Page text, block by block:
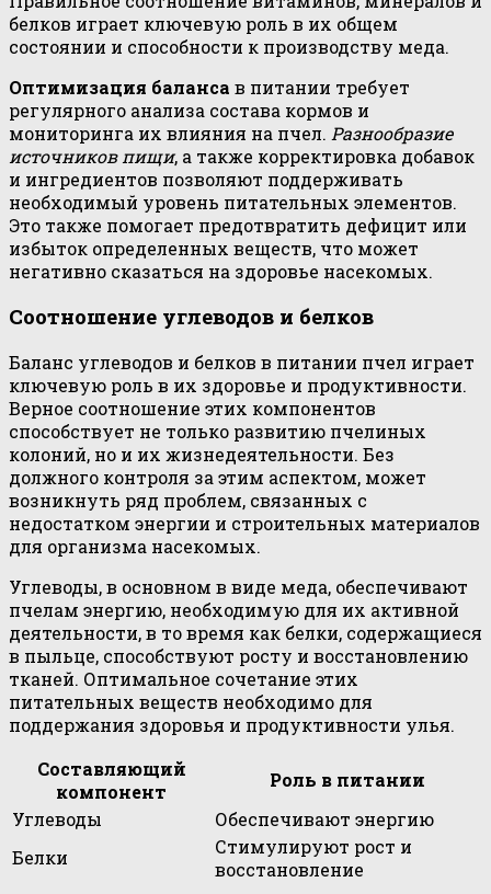
белков играет ключевую роль в их общем
состоянии и способности к производству меда.
Оптимизация баланса в питании требует
регулярного анализа состава кормов и
мониторинга их влияния на пчел. Разнообразие
источников пищи, а также корректировка добавок
и ингредиентов позволяют поддерживать
необходимый уровень питательных элементов.
Это также помогает предотвратить дефицит или
избыток определенных веществ, что может
негативно сказаться на здоровье насекомых.
Соотношение углеводов и белков
Баланс углеводов и белков в питании пчел играет
ключевую роль в их здоровье и продуктивности.
Верное соотношение этих компонентов
способствует не только развитию пчелиных
колоний, но и их жизнедеятельности. Без
должного контроля за этим аспектом, может
возникнуть ряд проблем, связанных с
недостатком энергии и строительных материалов
для организма насекомых.
Углеводы, в основном в виде меда, обеспечивают
пчелам энергию, необходимую для их активной
деятельности, в то время как белки, содержащиеся
в пыльце, способствуют росту и восстановлению
тканей. Оптимальное сочетание этих
питательных веществ необходимо для
поддержания здоровья и продуктивности улья.
Составляющий
компонент
Роль в питании
Углеводы
Обеспечивают энергию
Белки
Стимулируют рост и
восстановление